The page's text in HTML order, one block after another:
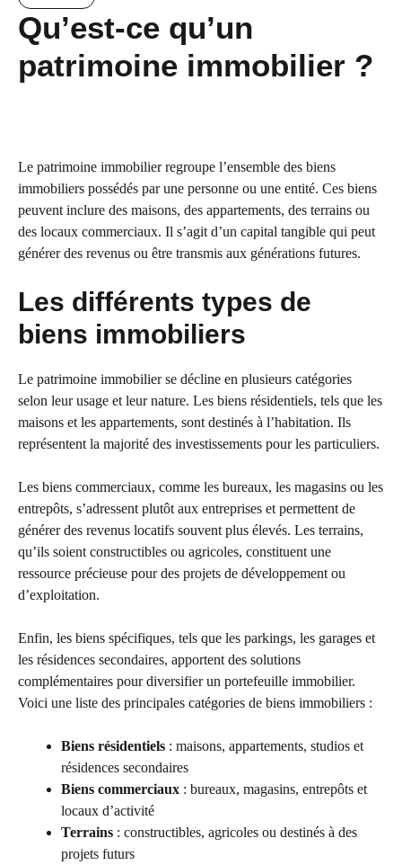
Qu’est-ce qu’un
patrimoine immobilier ?
Le patrimoine immobilier regroupe l’ensemble des biens
immobiliers possédés par une personne ou une entité. Ces biens
peuvent inclure des maisons, des appartements, des terrains ou
des locaux commerciaux. Il s’agit d’un capital tangible qui peut
générer des revenus ou être transmis aux générations futures.
Les différents types de
biens immobiliers
Le patrimoine immobilier se décline en plusieurs catégories
selon leur usage et leur nature. Les biens résidentiels, tels que les
maisons et les appartements, sont destinés à l’habitation. Ils
représentent la majorité des investissements pour les particuliers.
Les biens commerciaux, comme les bureaux, les magasins ou les
entrepôts, s’adressent plutôt aux entreprises et permettent de
générer des revenus locatifs souvent plus élevés. Les terrains,
qu’ils soient constructibles ou agricoles, constituent une
ressource précieuse pour des projets de développement ou
d’exploitation.
Enfin, les biens spécifiques, tels que les parkings, les garages et
les résidences secondaires, apportent des solutions
complémentaires pour diversifier un portefeuille immobilier.
Voici une liste des principales catégories de biens immobiliers :
Biens résidentiels : maisons, appartements, studios et
résidences secondaires
Biens commerciaux : bureaux, magasins, entrepôts et
locaux d’activité
Terrains : constructibles, agricoles ou destinés à des
projets futurs